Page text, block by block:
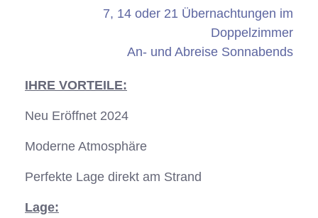
7, 14 oder 21 Übernachtungen im
Doppelzimmer
An- und Abreise Sonnabends
IHRE VORTEILE:
Neu Eröffnet 2024
Moderne Atmosphäre
Perfekte Lage direkt am Strand
Lage: